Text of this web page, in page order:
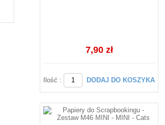
7,90 zł
Ilość : DODAJ DO KOSZYKA